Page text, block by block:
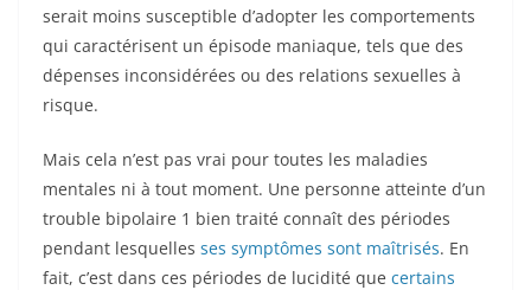
serait moins susceptible d’adopter les comportements
qui caractérisent un épisode maniaque, tels que des
dépenses inconsidérées ou des relations sexuelles à
risque.
Mais cela n’est pas vrai pour toutes les maladies
mentales ni à tout moment. Une personne atteinte d’un
trouble bipolaire 1 bien traité connaît des périodes
pendant lesquelles ses symptômes sont maîtrisés. En
fait, c’est dans ces périodes de lucidité que certains